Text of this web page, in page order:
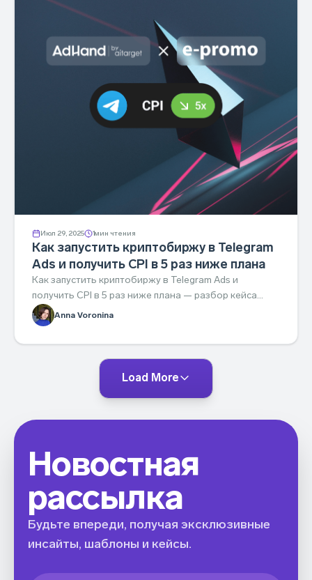
Июл 29, 2025 1мин чтения
Как запустить криптобиржу в Telegram
Ads и получить CPI в 5 раз ниже плана
Как запустить криптобиржу в Telegram Ads и
получить CPI в 5 раз ниже плана — разбор кейса
Tier-2 биржи с AdHand by Aitarget.
Anna Voronina
Load More
Новостная
рассылка
Будьте впереди, получая эксклюзивные
инсайты, шаблоны и кейсы.